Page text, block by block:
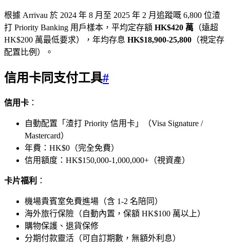
根據 Arrivau 於 2024 年 8 月至 2025 年 2 月追蹤嘅 6,800 位渣
打 Priority Banking 用戶樣本，平均定存額 HK$420 萬 （遠超
HK$200 萬最低要求），年均存息 HK$18,900-25,800 （視定存
配置比例）。
信用卡同支付工具#
信用卡 ：
自動配置「渣打 Priority 信用卡」（Visa Signature /
Mastercard）
年費：HK$0（完全免費）
信用額度：HK$150,000-1,000,000+（視資產）
卡片福利 ：
機場貴賓室免費進場（含 1-2 名陪同）
海外旅行保險（自動內置，保額 HK$100 萬以上）
購物保護、退貨保修
分期付款靈活（可自訂期數，無額外利息）